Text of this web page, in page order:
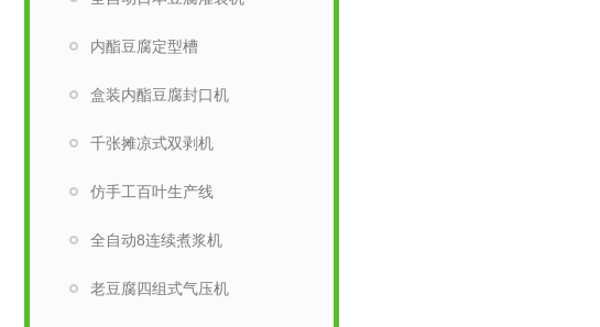
内酯豆腐定型槽
盒装内酯豆腐封口机
千张摊凉式双剥机
仿手工百叶生产线
全自动8连续煮浆机
老豆腐四组式气压机